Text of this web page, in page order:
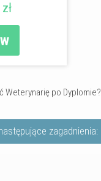
Weterynarię po Dyplomie?
zagadnienia: